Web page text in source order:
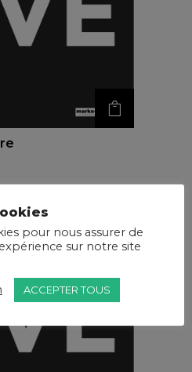
pour nous assurer de
sur notre site
ACCEPTER TOUS